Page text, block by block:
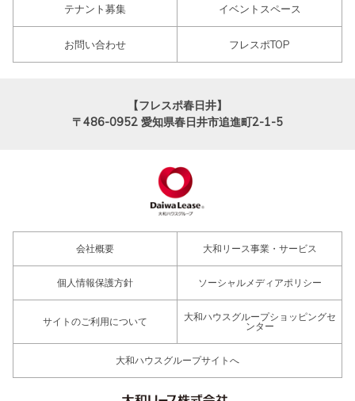
テナント募集 イベントスペース
お問い合わせ フレスポTOP
【フレスポ春日井】
〒486-0952 愛知県春日井市追進町2-1-5
会社概要 大和リース事業・サービス
個人情報保護方針 ソーシャルメディアポリシー
サイトのご利用について
大和ハウスグループショッピングセ
ンター
大和ハウスグループサイトへ